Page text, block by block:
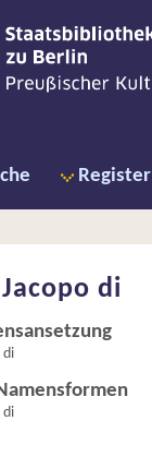
Register
di
di
di